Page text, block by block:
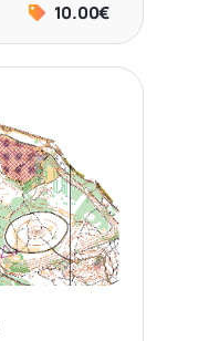
10.00€